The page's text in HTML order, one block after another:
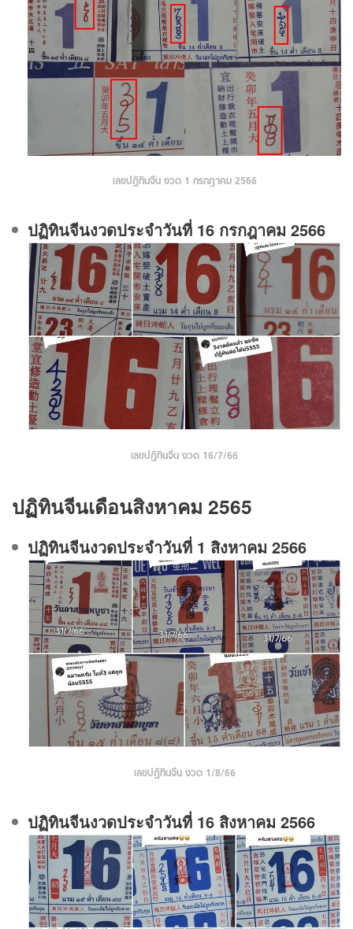
เลขปฏิทินจีน งวด 1 กรกฎาคม 2566
ปฏิทินจีนงวดประจําวันที่ 16 กรกฎาคม 2566
เลขปฏิทินจีน งวด 16/7/66
ปฏิทินจีนเดือนสิงหาคม 2565
ปฏิทินจีนงวดประจําวันที่ 1 สิงหาคม 2566
เลขปฏิทินจีน งวด 1/8/66
ปฏิทินจีนงวดประจําวันที่ 16 สิงหาคม 2566